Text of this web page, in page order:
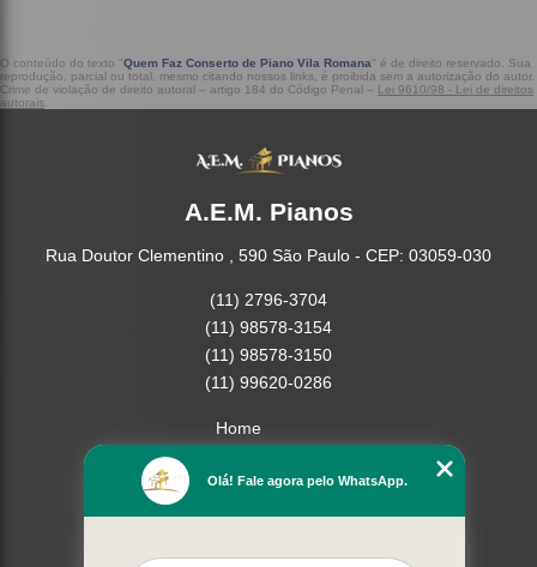
O conteúdo do texto "Quem Faz Conserto de Piano Vila Romana" é de direito reservado. Sua
reprodução, parcial ou total, mesmo citando nossos links, é proibida sem a autorização do autor.
Crime de violação de direito autoral – artigo 184 do Código Penal – Lei 9610/98 - Lei de direitos
autorais
A.E.M. Pianos
Rua Doutor Clementino , 590 São Paulo - CEP: 03059-030
(11) 2796-3704
(11) 98578-3154
(11) 98578-3150
(11) 99620-0286
Home
Missão
Olá! Fale agora pelo WhatsApp.